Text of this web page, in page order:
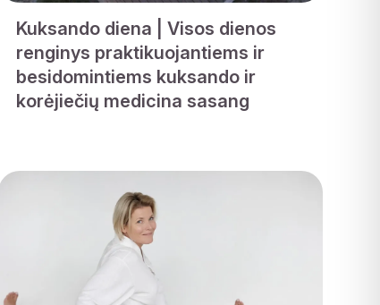
Kuksando diena | Visos dienos
renginys praktikuojantiems ir
besidomintiems kuksando ir
korėjiečių medicina sasang